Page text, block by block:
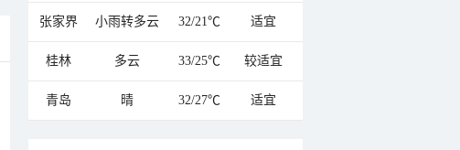
张家界 小雨转多云 32/21℃ 适宜
桂林 多云 33/25℃ 较适宜
青岛 晴 32/27℃ 适宜